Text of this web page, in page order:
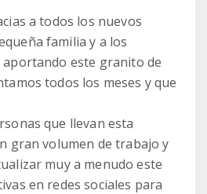
a todos los nuevos
familia y a los
este granito de
todos los meses y que
que llevan esta
gran volumen de trabajo y
muy a menudo este
en redes sociales para